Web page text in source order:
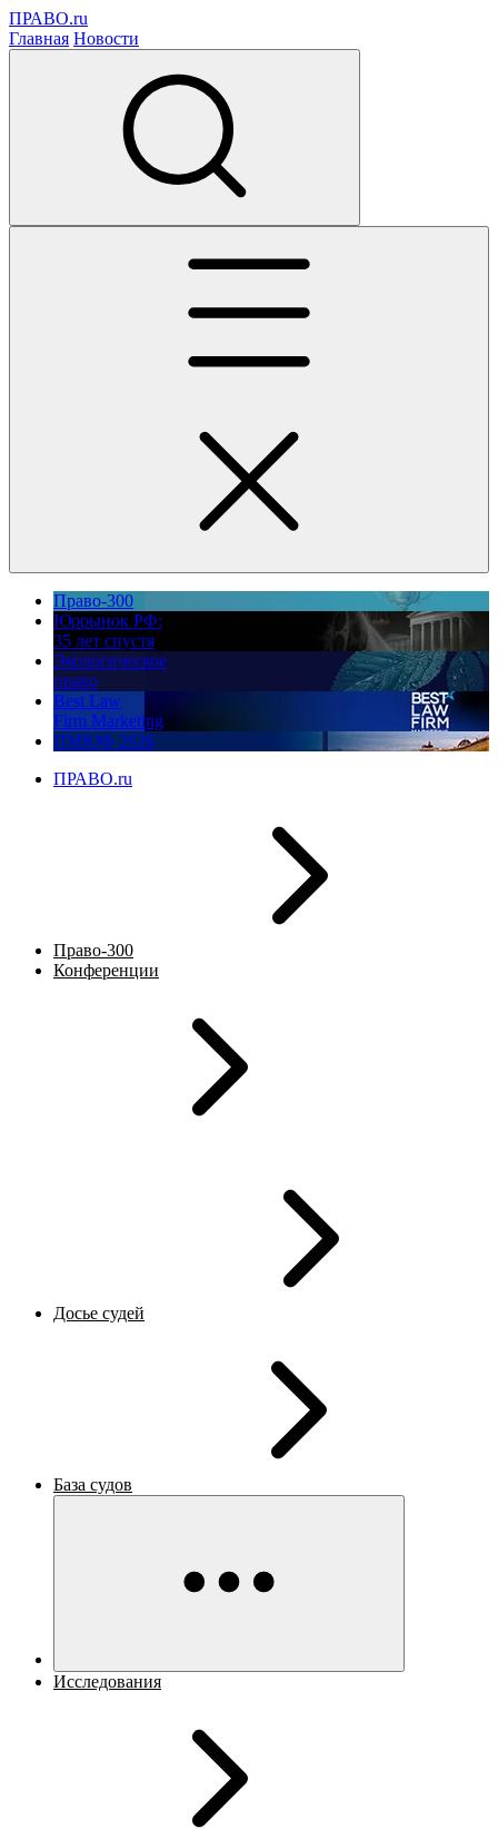
ПРАВО.ru
Главная Новости
Право-300
Юррынок РФ:
35 лет спустя
Экологическое
право
Best Law
Firm Marketing
ПМЮФ 2026
ПРАВО.ru
Право-300
Конференции
Досье судей
База судов
Исследования